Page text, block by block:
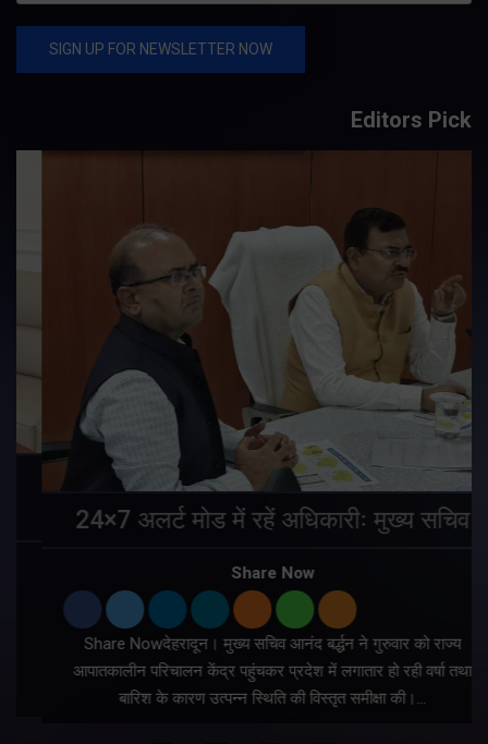
Editors Pick
24×7 अलर्ट मोड में रहें अधिकारीः मुख्य सचिव
Share Now
Share Nowदेहरादून। मुख्य सचिव आनंद बर्द्धन ने गुरुवार को राज्य
आपातकालीन परिचालन केंद्र पहुंचकर प्रदेश में लगातार हो रही वर्षा तथा
बारिश के कारण उत्पन्न स्थिति की विस्तृत समीक्षा की।…